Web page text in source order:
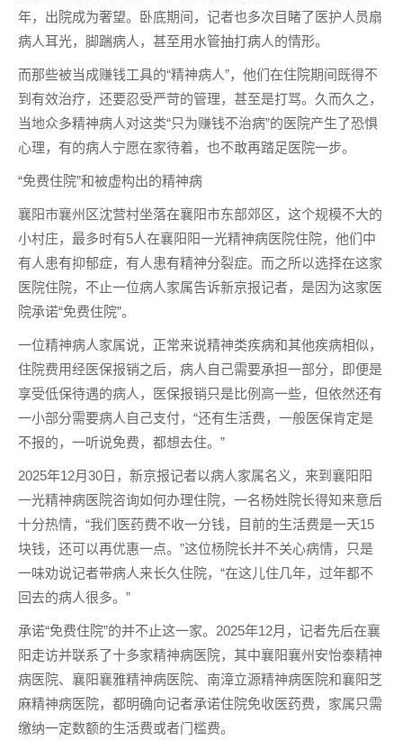
年，出院成为奢望。卧底期间，记者也多次目睹了医护人员扇
病人耳光，脚踹病人，甚至用水管抽打病人的情形。
而那些被当成赚钱工具的“精神病人”，他们在住院期间既得不
到有效治疗，还要忍受严苛的管理，甚至是打骂。久而久之，
当地众多精神病人对这类“只为赚钱不治病”的医院产生了恐惧
心理，有的病人宁愿在家待着，也不敢再踏足医院一步。
“免费住院”和被虚构出的精神病
襄阳市襄州区沈营村坐落在襄阳市东部郊区，这个规模不大的
小村庄，最多时有5人在襄阳阳一光精神病医院住院，他们中
有人患有抑郁症，有人患有精神分裂症。而之所以选择在这家
医院住院，不止一位病人家属告诉新京报记者，是因为这家医
院承诺“免费住院”。
一位精神病人家属说，正常来说精神类疾病和其他疾病相似，
住院费用经医保报销之后，病人自己需要承担一部分，即便是
享受低保待遇的病人，医保报销只是比例高一些，但依然还有
一小部分需要病人自己支付，“还有生活费，一般医保肯定是
不报的，一听说免费，都想去住。”
2025年12月30日，新京报记者以病人家属名义，来到襄阳阳
一光精神病医院咨询如何办理住院，一名杨姓院长得知来意后
十分热情，“我们医药费不收一分钱，目前的生活费是一天15
块钱，还可以再优惠一点。”这位杨院长并不关心病情，只是
一味劝说记者带病人来长久住院，“在这儿住几年，过年都不
回去的病人很多。”
承诺“免费住院”的并不止这一家。2025年12月，记者先后在襄
阳走访并联系了十多家精神病医院，其中襄阳襄州安怡泰精神
病医院、襄阳襄雅精神病医院、南漳立源精神病医院和襄阳芝
麻精神病医院，都明确向记者承诺住院免收医药费，家属只需
缴纳一定数额的生活费或者门槛费。